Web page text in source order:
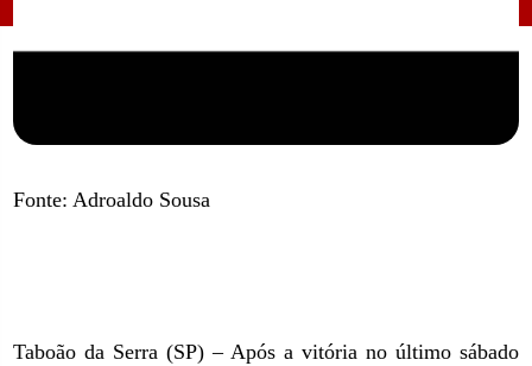
Fonte: Adroaldo Sousa
Taboão da Serra (SP) – Após a vitória no último sábado